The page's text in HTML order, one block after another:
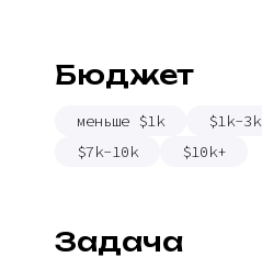
Бюджет
меньше $1k $1k-3k
$7k-10k
$10k+
Задача